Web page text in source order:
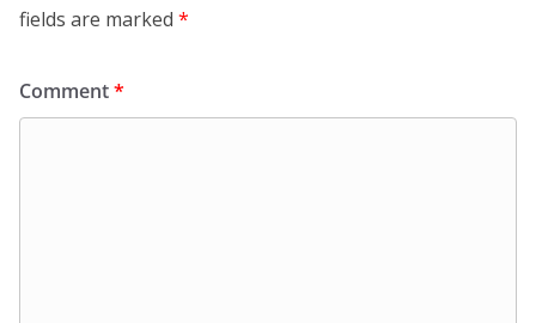
fields are marked *
Comment*